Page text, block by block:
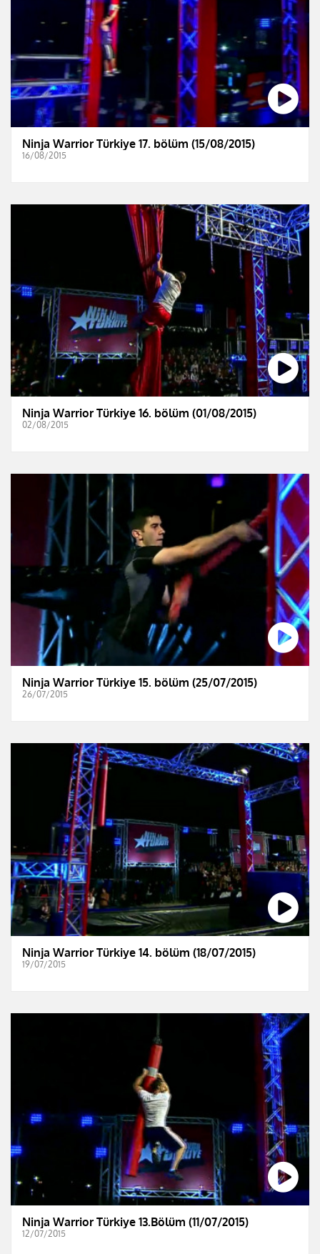
Ninja Warrior Türkiye 17. bölüm (15/08/2015)
16/08/2015
Ninja Warrior Türkiye 16. bölüm (01/08/2015)
02/08/2015
Ninja Warrior Türkiye 15. bölüm (25/07/2015)
26/07/2015
Ninja Warrior Türkiye 14. bölüm (18/07/2015)
19/07/2015
Ninja Warrior Türkiye 13.Bölüm (11/07/2015)
12/07/2015